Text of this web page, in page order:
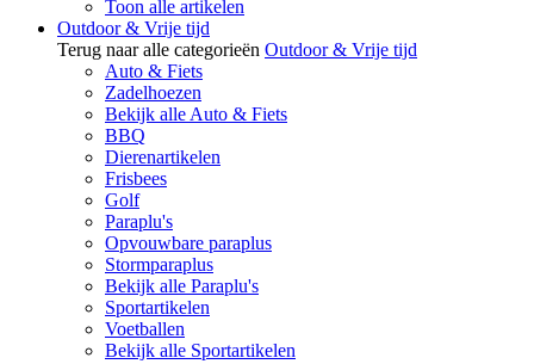
Toon alle artikelen
Outdoor & Vrije tijd
Terug naar alle categorieën Outdoor & Vrije tijd
Auto & Fiets
Zadelhoezen
Bekijk alle Auto & Fiets
BBQ
Dierenartikelen
Frisbees
Golf
Paraplu's
Opvouwbare paraplus
Stormparaplus
Bekijk alle Paraplu's
Sportartikelen
Voetballen
Bekijk alle Sportartikelen